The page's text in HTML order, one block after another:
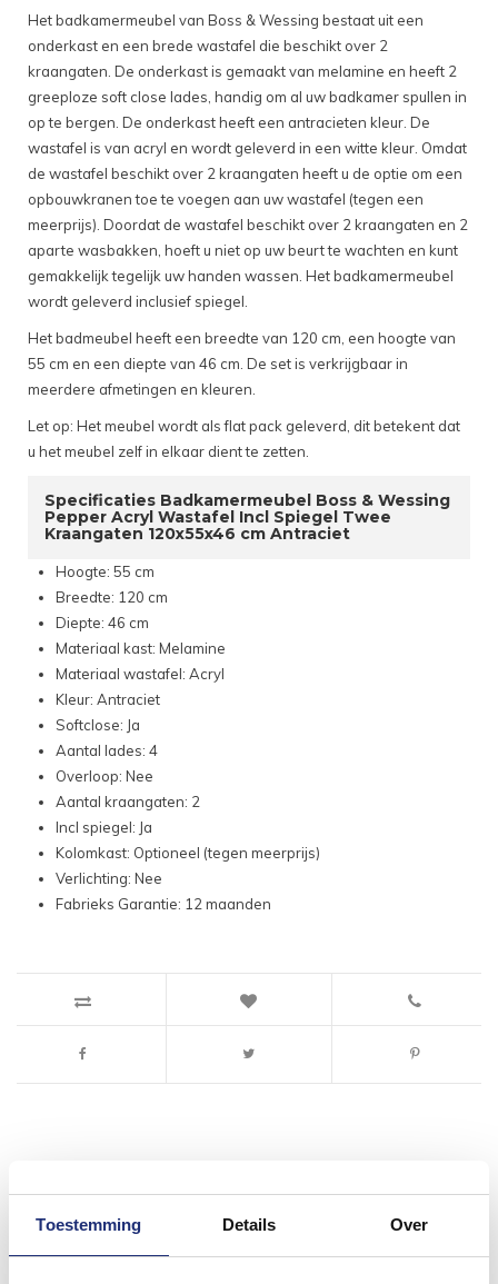
Toestemming Details Over
Het badkamermeubel van Boss & Wessing bestaat uit een
onderkast en een brede wastafel die beschikt over 2
kraangaten. De onderkast is gemaakt van melamine en heeft 2
greeploze soft close lades, handig om al uw badkamer spullen in
op te bergen. De onderkast heeft een antracieten kleur. De
wastafel is van acryl en wordt geleverd in een witte kleur. Omdat
de wastafel beschikt over 2 kraangaten heeft u de optie om een
opbouwkranen toe te voegen aan uw wastafel (tegen een
meerprijs). Doordat de wastafel beschikt over 2 kraangaten en 2
aparte wasbakken, hoeft u niet op uw beurt te wachten en kunt
gemakkelijk tegelijk uw handen wassen. Het badkamermeubel
wordt geleverd inclusief spiegel.
Het badmeubel heeft een breedte van 120 cm, een hoogte van
55 cm en een diepte van 46 cm. De set is verkrijgbaar in
meerdere afmetingen en kleuren.
Let op: Het meubel wordt als flat pack geleverd, dit betekent dat
u het meubel zelf in elkaar dient te zetten.
Specificaties Badkamermeubel Boss & Wessing
Pepper Acryl Wastafel Incl Spiegel Twee
Kraangaten 120x55x46 cm Antraciet
Hoogte: 55 cm
Breedte: 120 cm
Diepte: 46 cm
Materiaal kast: Melamine
Materiaal wastafel: Acryl
Kleur: Antraciet
Softclose: Ja
Aantal lades: 4
Overloop: Nee
Aantal kraangaten: 2
Incl spiegel: Ja
Kolomkast: Optioneel (tegen meerprijs)
Verlichting: Nee
Fabrieks Garantie: 12 maanden
#mijndroombadkamer
badkamer op Instagram met #mijndroombadkamer